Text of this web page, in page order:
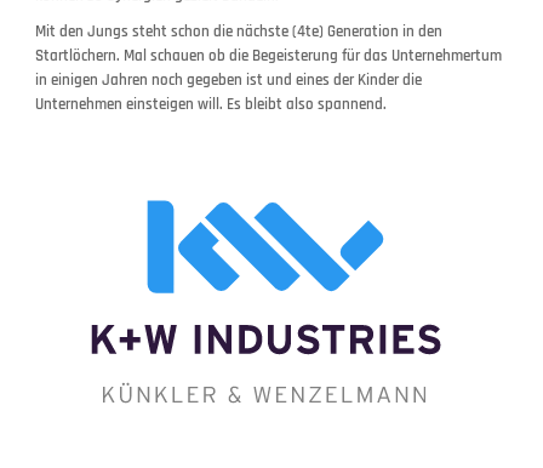
Mit den Jungs steht schon die nächste (4te) Generation in den
Startlöchern. Mal schauen ob die Begeisterung für das Unternehmertum
in einigen Jahren noch gegeben ist und eines der Kinder die
Unternehmen einsteigen will. Es bleibt also spannend.